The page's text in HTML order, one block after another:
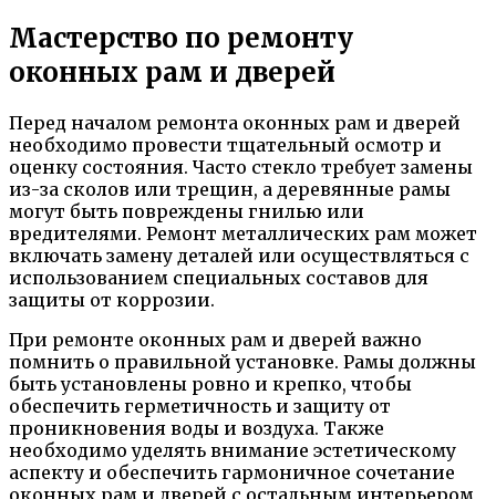
Мастерство по ремонту
оконных рам и дверей
Перед началом ремонта оконных рам и дверей
необходимо провести тщательный осмотр и
оценку состояния. Часто стекло требует замены
из-за сколов или трещин, а деревянные рамы
могут быть повреждены гнилью или
вредителями. Ремонт металлических рам может
включать замену деталей или осуществляться с
использованием специальных составов для
защиты от коррозии.
При ремонте оконных рам и дверей важно
помнить о правильной установке. Рамы должны
быть установлены ровно и крепко, чтобы
обеспечить герметичность и защиту от
проникновения воды и воздуха. Также
необходимо уделять внимание эстетическому
аспекту и обеспечить гармоничное сочетание
оконных рам и дверей с остальным интерьером